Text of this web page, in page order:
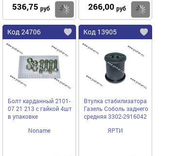
536,75 руб Купить
266,00 руб
Код 24706
Болт карданный 2101-
07 21 213 с гайкой 4шт
в упаковке
Noname
Код 13905
Втулка стабилизатора
Газель Соболь заднего
средняя 3302-2916042
ЯРТИ